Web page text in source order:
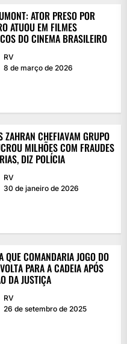
ATOR PRESO POR
ATUOU EM FILMES
DO CINEMA BRASILEIRO
RV
8 de março de 2026
ZAHRAN CHEFIAVAM GRUPO
MILHÕES COM FRAUDES
DIZ POLÍCIA
RV
30 de janeiro de 2026
QUE COMANDARIA JOGO DO
PARA A CADEIA APÓS
DA JUSTIÇA
RV
26 de setembro de 2025